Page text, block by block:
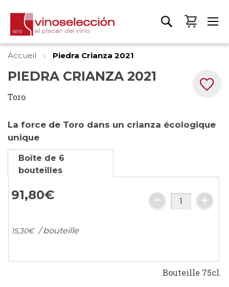
Mon
Accueil Piedra Crianza 2021
PIEDRA CRIANZA 2021
Toro
to
the
end
the
images
gallery
to
the
beginning
the
images
gallery
La force de Toro dans un crianza écologique
unique
Boîte de 6
bouteilles
91,80€
15,30€ / bouteille
Bouteille 75cl.